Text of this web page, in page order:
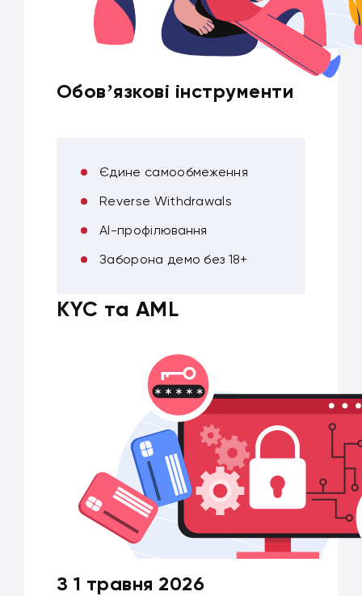
Обовʼязкові інструменти
Єдине самообмеження
Reverse Withdrawals
AI-профілювання
Заборона демо без 18+
KYC та AML
З 1 травня 2026